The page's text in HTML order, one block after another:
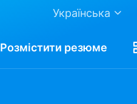
Українська
Розмістити резюме